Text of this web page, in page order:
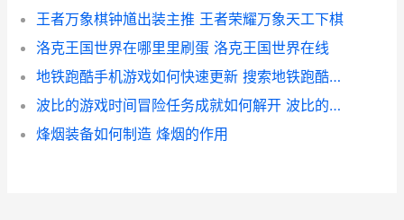
王者万象棋钟馗出装主推 王者荣耀万象天工下棋
洛克王国世界在哪里里刷蛋 洛克王国世界在线
地铁跑酷手机游戏如何快速更新 搜索地铁跑酷游戏
波比的游戏时间冒险任务成就如何解开 波比的游戏时间2006作弊菜单
烽烟装备如何制造 烽烟的作用